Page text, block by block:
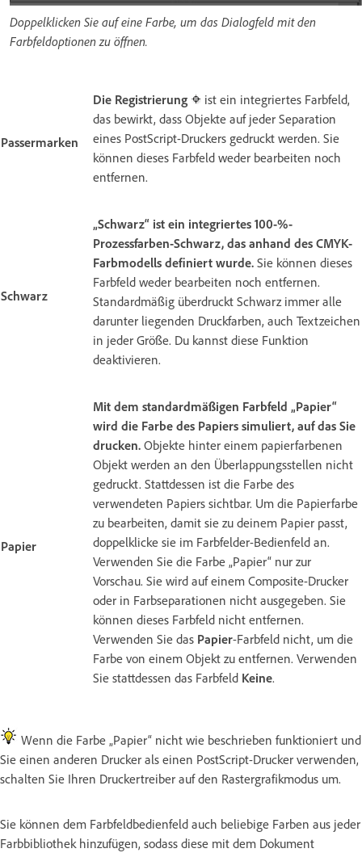
Doppelklicken Sie auf eine Farbe, um das Dialogfeld mit den
Farbfeldoptionen zu öffnen.
Passermarken
Die Registrierung
ist ein integriertes Farbfeld,
das bewirkt, dass Objekte auf jeder Separation
eines PostScript-Druckers gedruckt werden. Sie
können dieses Farbfeld weder bearbeiten noch
entfernen.
Schwarz
„Schwarz“ ist ein integriertes 100-%-
Prozessfarben-Schwarz, das anhand des CMYK-
Farbmodells definiert wurde. Sie können dieses
Farbfeld weder bearbeiten noch entfernen.
Standardmäßig überdruckt Schwarz immer alle
darunter liegenden Druckfarben, auch Textzeichen
in jeder Größe. Du kannst diese Funktion
deaktivieren.
Papier
Mit dem standardmäßigen Farbfeld „Papier“
wird die Farbe des Papiers simuliert, auf das Sie
drucken. Objekte hinter einem papierfarbenen
Objekt werden an den Überlappungsstellen nicht
gedruckt. Stattdessen ist die Farbe des
verwendeten Papiers sichtbar. Um die Papierfarbe
zu bearbeiten, damit sie zu deinem Papier passt,
doppelklicke sie im Farbfelder-Bedienfeld an.
Verwenden Sie die Farbe „Papier“ nur zur
Vorschau. Sie wird auf einem Composite-Drucker
oder in Farbseparationen nicht ausgegeben. Sie
können dieses Farbfeld nicht entfernen.
Verwenden Sie das Papier-Farbfeld nicht, um die
Farbe von einem Objekt zu entfernen. Verwenden
Sie stattdessen das Farbfeld Keine.
Wenn die Farbe „Papier“ nicht wie beschrieben funktioniert und
Sie einen anderen Drucker als einen PostScript-Drucker verwenden,
schalten Sie Ihren Druckertreiber auf den Rastergrafikmodus um.
Sie können dem Farbfeldbedienfeld auch beliebige Farben aus jeder
Farbbibliothek hinzufügen, sodass diese mit dem Dokument